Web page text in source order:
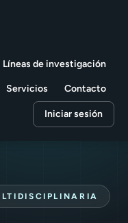
Líneas de investigación
Servicios Contacto
Iniciar sesión